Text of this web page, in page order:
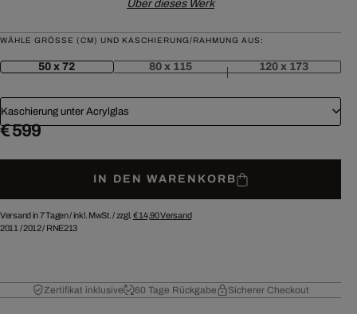
Über dieses Werk
WÄHLE GRÖSSE (CM) UND KASCHIERUNG/RAHMUNG AUS:
50 x 72 80 x 115 120 x 173
Kaschierung unter Acrylglas
€ 599
IN DEN WARENKORB
Versand in 7 Tagen /inkl. MwSt. / zzgl. € 14,90Versand
2011 /2012/ RNE213
Zertifikat inklusive 60 Tage Rückgabe Sicherer Checkout